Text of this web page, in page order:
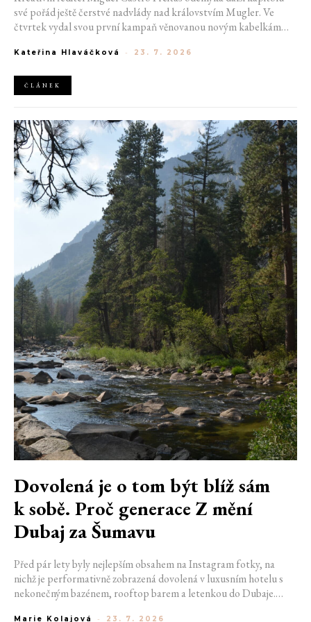
své pořád ještě čerstvé nadvlády nad královstvím Mugler. Ve
čtvrtek vydal svou první kampaň věnovanou novým kabelkám
do módního domu dorazil. Umně mísí výrazy minulosti a dávných
Kateřina Hlaváčková - 23. 7. 2026
ČLÁNEK
Dovolená je o tom být blíž sám
k sobě. Proč generace Z mění
Dubaj za Šumavu
Před pár lety byly nejlepším obsahem na Instagram fotky, na
nichž je performativně zobrazená dovolená v luxusním hotelu s
nekonečným bazénem, rooftop barem a letenkou do Dubaje.
Marie Kolajová - 23. 7. 2026